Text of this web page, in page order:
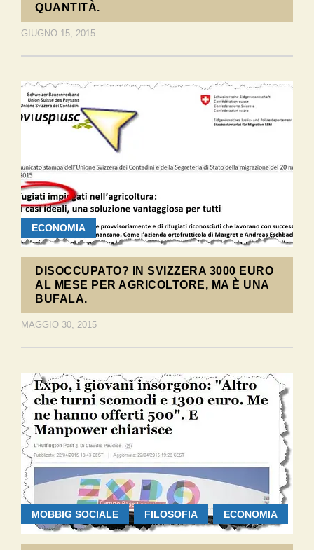
QUANTITÀ.
GIUGNO 15, 2015
ECONOMIA
DISOCCUPATO? IN SVIZZERA 3000 EURO
AL MESE PER AGRICOLTORE, MA È UNA
BUFALA.
MAGGIO 30, 2015
MOBBIG SOCIALE FILOSOFIA ECONOMIA